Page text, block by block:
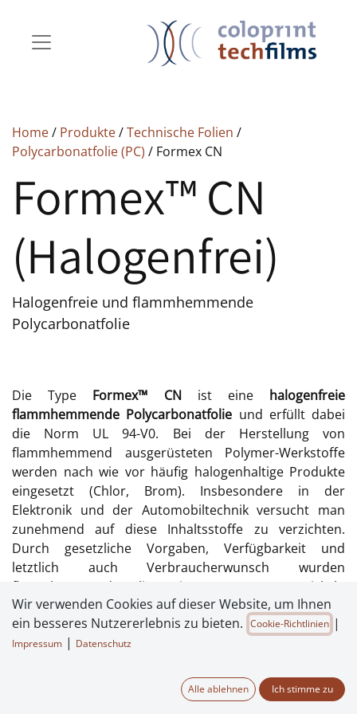
Home/ Produkte/Technische Folien /
Polycarbonatfolie (PC) / Formex CN
Formex™ CN
(Halogenfrei)
Halogenfreie und flammhemmende
Polycarbonatfolie
Die Type Formex™ CN ist eine halogenfreie
flammhemmende Polycarbonatfolie und erfüllt dabei
die Norm UL 94-V0. Bei der Herstellung von
flammhemmend ausgerüsteten Polymer-Werkstoffe
werden nach wie vor häufig halogenhaltige Produkte
eingesetzt (Chlor, Brom). Insbesondere in der
Elektronik und der Automobiltechnik versucht man
zunehmend auf diese Inhaltsstoffe zu verzichten.
Durch gesetzliche Vorgaben, Verfügbarkeit und
letztlich auch Verbraucherwunsch wurden
flammhemmende Folien (wie Formex™ CN) entwickelt,
die gleichzeitig Halogenfrei sind.
Die bereits für elektrische Anwendungen sehr gut
einer halogenfreien und flammhemmenden Variante.
Formex™ CN Polycarbonatfoliengibt es in milchig weiß
Wir verwenden Cookies auf dieser Website, um Ihnen
ein besseres Nutzererlebnis zu bieten. Cookie-Richtlinien |
Impressum | Datenschutz
Alle ablehnen Ich stimme zu